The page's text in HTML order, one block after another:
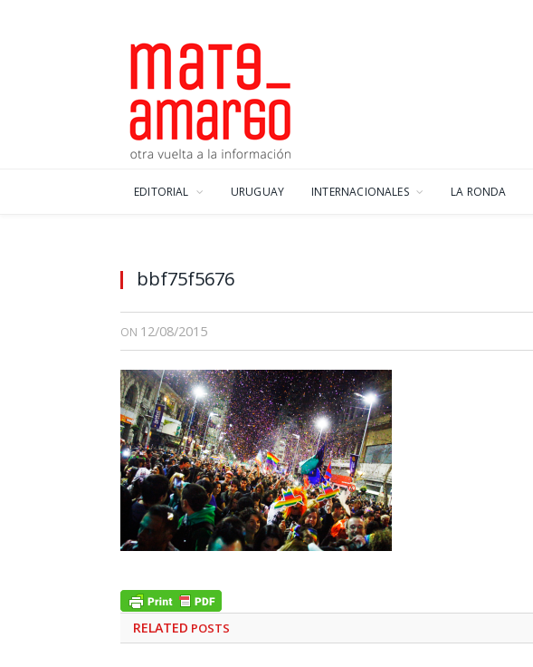
EDITORIAL URUGUAY INTERNACIONALES LA RONDA
bbf75f5676
ON 12/08/2015
RELATED POSTS